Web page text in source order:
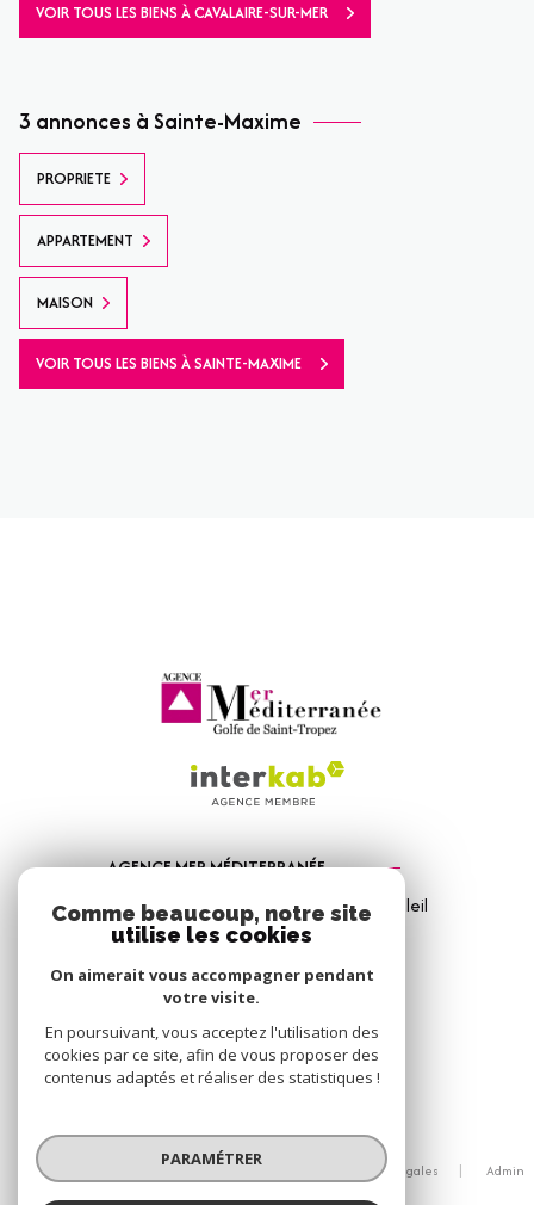
VOIR TOUS LES BIENS À CAVALAIRE-SUR-MER
3 annonces à Sainte-Maxime
PROPRIETE
APPARTEMENT
MAISON
VOIR TOUS LES BIENS À SAINTE-MAXIME
AGENCE MER MÉDITERRANÉE
1, Avenue de la Mer - Les Vitrines du Soleil
83310Port Grimaud
04 94 56 09 12
info@amm-immobilier.com
© 2026 | Tous droits réservés
Nos partenaires Mentions légales
Admin
Comme beaucoup, notre site
utilise les cookies
On aimerait vous accompagner pendant
votre visite.
En poursuivant, vous acceptez l'utilisation des
cookies par ce site, afin de vous proposer des
contenus adaptés et réaliser des statistiques !
PARAMÉTRER